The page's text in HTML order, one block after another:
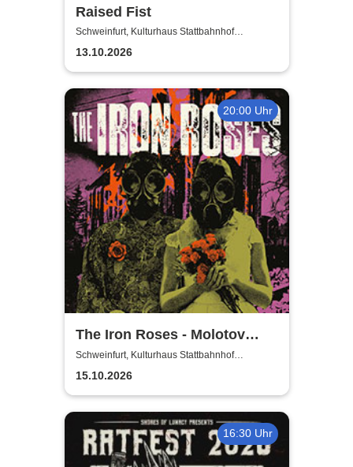
Raised Fist
Schweinfurt, Kulturhaus Stattbahnhof
Schweinfurt
13.10.2026
20:00 Uhr
The Iron Roses - Molotov
Nights Tour 2026
Schweinfurt, Kulturhaus Stattbahnhof
Schweinfurt
15.10.2026
16:30 Uhr